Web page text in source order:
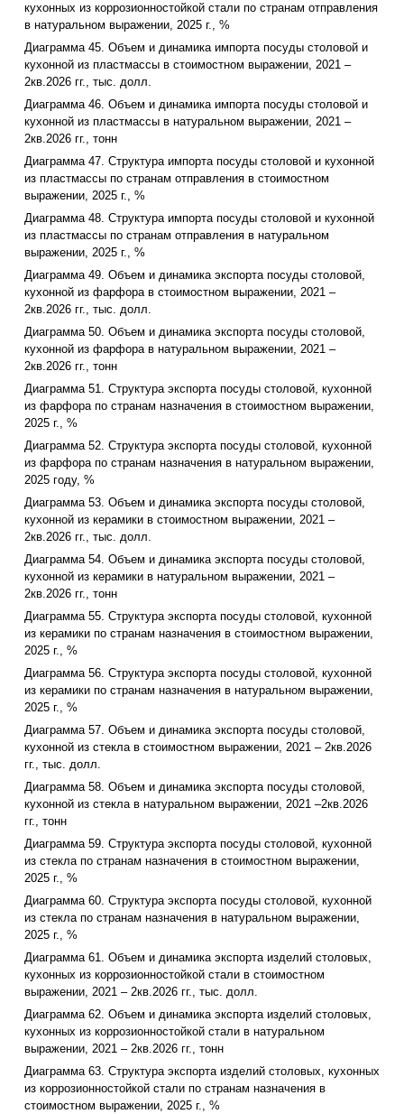
кухонных из коррозионностойкой стали по странам отправления
в натуральном выражении, 2025 г., %
Диаграмма 45. Объем и динамика импорта посуды столовой и
кухонной из пластмассы в стоимостном выражении, 2021 –
2кв.2026 гг., тыс. долл.
Диаграмма 46. Объем и динамика импорта посуды столовой и
кухонной из пластмассы в натуральном выражении, 2021 –
2кв.2026 гг., тонн
Диаграмма 47. Структура импорта посуды столовой и кухонной
из пластмассы по странам отправления в стоимостном
выражении, 2025 г., %
Диаграмма 48. Структура импорта посуды столовой и кухонной
из пластмассы по странам отправления в натуральном
выражении, 2025 г., %
Диаграмма 49. Объем и динамика экспорта посуды столовой,
кухонной из фарфора в стоимостном выражении, 2021 –
2кв.2026 гг., тыс. долл.
Диаграмма 50. Объем и динамика экспорта посуды столовой,
кухонной из фарфора в натуральном выражении, 2021 –
2кв.2026 гг., тонн
Диаграмма 51. Структура экспорта посуды столовой, кухонной
из фарфора по странам назначения в стоимостном выражении,
2025 г., %
Диаграмма 52. Структура экспорта посуды столовой, кухонной
из фарфора по странам назначения в натуральном выражении,
2025 году, %
Диаграмма 53. Объем и динамика экспорта посуды столовой,
кухонной из керамики в стоимостном выражении, 2021 –
2кв.2026 гг., тыс. долл.
Диаграмма 54. Объем и динамика экспорта посуды столовой,
кухонной из керамики в натуральном выражении, 2021 –
2кв.2026 гг., тонн
Диаграмма 55. Структура экспорта посуды столовой, кухонной
из керамики по странам назначения в стоимостном выражении,
2025 г., %
Диаграмма 56. Структура экспорта посуды столовой, кухонной
из керамики по странам назначения в натуральном выражении,
2025 г., %
Диаграмма 57. Объем и динамика экспорта посуды столовой,
кухонной из стекла в стоимостном выражении, 2021 – 2кв.2026
гг., тыс. долл.
Диаграмма 58. Объем и динамика экспорта посуды столовой,
кухонной из стекла в натуральном выражении, 2021 –2кв.2026
гг., тонн
Диаграмма 59. Структура экспорта посуды столовой, кухонной
из стекла по странам назначения в стоимостном выражении,
2025 г., %
Диаграмма 60. Структура экспорта посуды столовой, кухонной
из стекла по странам назначения в натуральном выражении,
2025 г., %
Диаграмма 61. Объем и динамика экспорта изделий столовых,
кухонных из коррозионностойкой стали в стоимостном
выражении, 2021 – 2кв.2026 гг., тыс. долл.
Диаграмма 62. Объем и динамика экспорта изделий столовых,
кухонных из коррозионностойкой стали в натуральном
выражении, 2021 – 2кв.2026 гг., тонн
Диаграмма 63. Структура экспорта изделий столовых, кухонных
из коррозионностойкой стали по странам назначения в
стоимостном выражении, 2025 г., %